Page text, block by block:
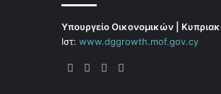
Υπουργείο Οικονομικών |
Ιστ: www.dggrowth.mof.gov.cy
Facebook
X LinkedIn